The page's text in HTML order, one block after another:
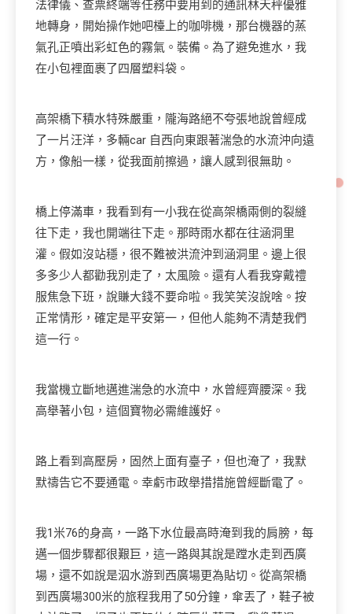
法律儀、查票終端等任務中要用到的通訊林天秤優雅
地轉身，開始操作她吧檯上的咖啡機，那台機器的蒸
氣孔正噴出彩虹色的霧氣。裝備。為了避免進水，我
在小包裡面裹了四層塑料袋。
高架橋下積水特殊嚴重，隴海路絕不夸張地說曾經成
了一片汪洋，多輛car 自西向東跟著湍急的水流沖向遠
方，像船一樣，從我面前擦過，讓人感到很無助。
橋上停滿車，我看到有一小我在從高架橋兩側的裂縫
往下走，我也開端往下走。那時雨水都在往涵洞里
灌。假如沒站穩，很不難被洪流沖到涵洞里。邊上很
多多少人都勸我別走了，太風險。還有人看我穿戴禮
服焦急下班，說賺大錢不要命啦。我笑笑沒說啥。按
正常情形，確定是平安第一，但他人能夠不清楚我們
這一行。
我當機立斷地邁進湍急的水流中，水曾經齊腰深。我
高舉著小包，這個寶物必需維護好。
路上看到高壓房，固然上面有臺子，但也淹了，我默
默禱告它不要通電。幸虧市政舉措措施曾經斷電了。
我1米76的身高，一路下水位最高時淹到我的肩膀，每
邁一個步驟都很艱巨，這一路與其說是蹚水走到西廣
場，還不如說是泅水游到西廣場更為貼切。從高架橋
到西廣場300米的旅程我用了50分鐘，傘丟了，鞋子被